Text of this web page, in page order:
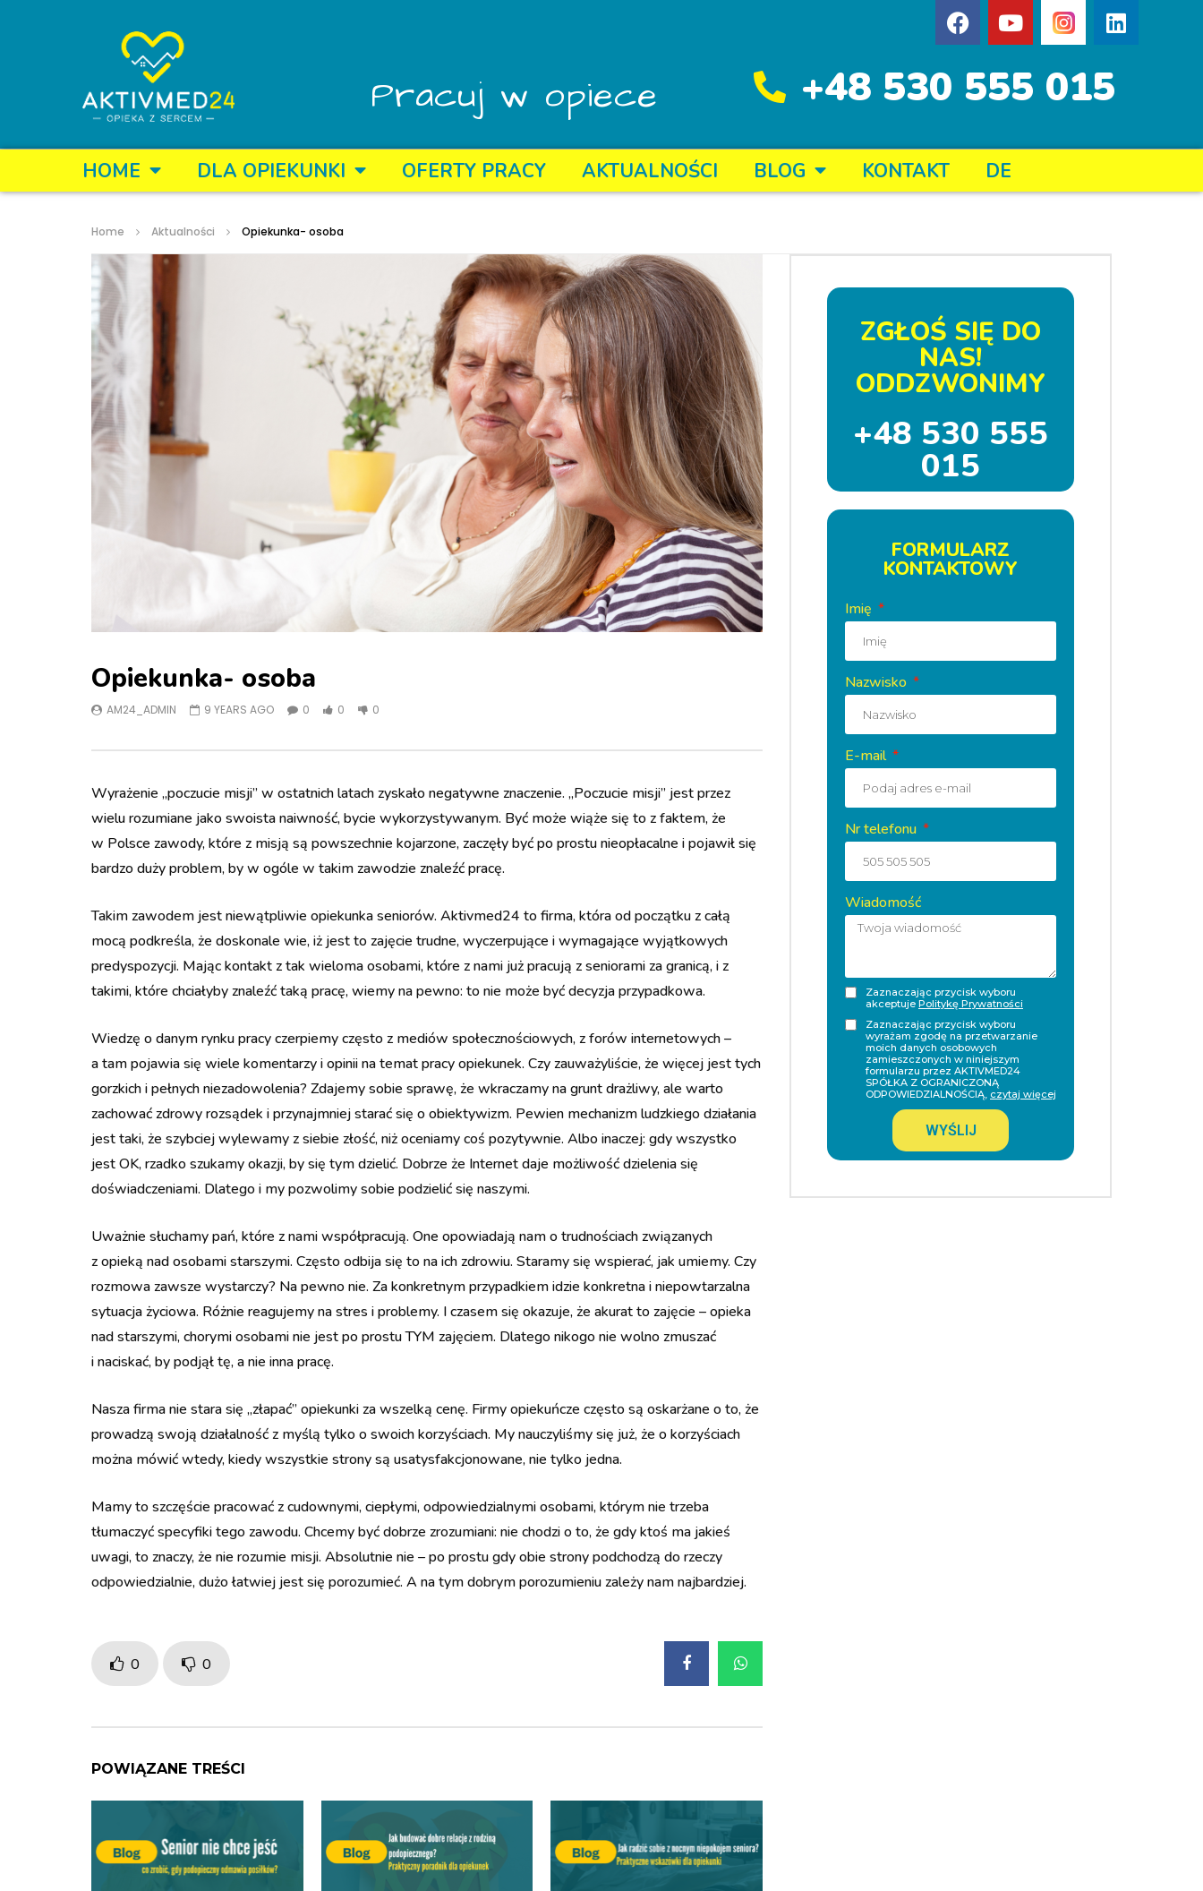
Pracuj w opiece +48 530 555 015
HOME DLA OPIEKUNKI OFERTY PRACY AKTUALNOŚCI BLOG KONTAKT DE
Home Aktualności Opiekunka- osoba
Opiekunka- osoba
AM24_ADMIN 9 YEARS AGO 0 0 0
Wyrażenie „poczucie misji” w ostatnich latach zyskało negatywne znaczenie. „Poczucie misji” jest przez
wielu rozumiane jako swoista naiwność, bycie wykorzystywanym. Być może wiąże się to z faktem, że
w Polsce zawody, które z misją są powszechnie kojarzone, zaczęły być po prostu nieopłacalne i pojawił się
bardzo duży problem, by w ogóle w takim zawodzie znaleźć pracę.
Takim zawodem jest niewątpliwie opiekunka seniorów. Aktivmed24 to firma, która od początku z całą
mocą podkreśla, że doskonale wie, iż jest to zajęcie trudne, wyczerpujące i wymagające wyjątkowych
predyspozycji. Mając kontakt z tak wieloma osobami, które z nami już pracują z seniorami za granicą, i z
takimi, które chciałyby znaleźć taką pracę, wiemy na pewno: to nie może być decyzja przypadkowa.
Wiedzę o danym rynku pracy czerpiemy często z mediów społecznościowych, z forów internetowych –
a tam pojawia się wiele komentarzy i opinii na temat pracy opiekunek. Czy zauważyliście, że więcej jest tych
gorzkich i pełnych niezadowolenia? Zdajemy sobie sprawę, że wkraczamy na grunt drażliwy, ale warto
zachować zdrowy rozsądek i przynajmniej starać się o obiektywizm. Pewien mechanizm ludzkiego działania
jest taki, że szybciej wylewamy z siebie złość, niż oceniamy coś pozytywnie. Albo inaczej: gdy wszystko
jest OK, rzadko szukamy okazji, by się tym dzielić. Dobrze że Internet daje możliwość dzielenia się
doświadczeniami. Dlatego i my pozwolimy sobie podzielić się naszymi.
Uważnie słuchamy pań, które z nami współpracują. One opowiadają nam o trudnościach związanych
z opieką nad osobami starszymi. Często odbija się to na ich zdrowiu. Staramy się wspierać, jak umiemy. Czy
rozmowa zawsze wystarczy? Na pewno nie. Za konkretnym przypadkiem idzie konkretna i niepowtarzalna
sytuacja życiowa. Różnie reagujemy na stres i problemy. I czasem się okazuje, że akurat to zajęcie – opieka
nad starszymi, chorymi osobami nie jest po prostu TYM zajęciem. Dlatego nikogo nie wolno zmuszać
i naciskać, by podjął tę, a nie inna pracę.
Nasza firma nie stara się „złapać” opiekunki za wszelką cenę. Firmy opiekuńcze często są oskarżane o to, że
prowadzą swoją działalność z myślą tylko o swoich korzyściach. My nauczyliśmy się już, że o korzyściach
można mówić wtedy, kiedy wszystkie strony są usatysfakcjonowane, nie tylko jedna.
Mamy to szczęście pracować z cudownymi, ciepłymi, odpowiedzialnymi osobami, którym nie trzeba
tłumaczyć specyfiki tego zawodu. Chcemy być dobrze zrozumiani: nie chodzi o to, że gdy ktoś ma jakieś
uwagi, to znaczy, że nie rozumie misji. Absolutnie nie – po prostu gdy obie strony podchodzą do rzeczy
odpowiedzialnie, dużo łatwiej jest się porozumieć. A na tym dobrym porozumieniu zależy nam najbardziej.
0 0
POWIĄZANE TREŚCI
ZGŁOŚ SIĘ DO
NAS!
ODDZWONIMY
+48 530 555
015
FORMULARZ
KONTAKTOWY
Imię
Nazwisko
E-mail
Nr telefonu
Wiadomość
Zaznaczając przycisk wyboru
akceptuje Politykę Prywatności
Zaznaczając przycisk wyboru
wyrażam zgodę na przetwarzanie
moich danych osobowych
zamieszczonych w niniejszym
formularzu przez AKTIVMED24
SPÓŁKA Z OGRANICZONĄ
ODPOWIEDZIALNOŚCIĄ, czytaj więcej
WYŚLIJ